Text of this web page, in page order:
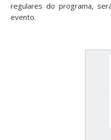
regulares do programa,
evento.